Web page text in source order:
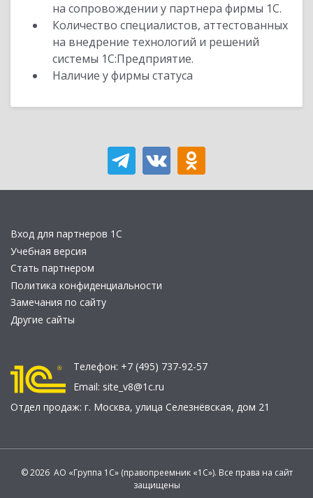
на сопровождении у партнера фирмы 1С.
Количество специалистов, аттестованных
на внедрение технологий и решений
системы 1С:Предприятие.
Наличие у фирмы статуса
Вход для партнеров 1С
Учебная версия
Стать партнером
Политика конфиденциальности
Замечания по сайту
Другие сайты
Телефон: +7 (495) 737-92-57
Email: site_v8@1c.ru
Отдел продаж: г. Москва, улица Селезнёвская, дом 21
© 2026 АО «Группа 1С» (правопреемник «1С»). Все права на сайт
защищены